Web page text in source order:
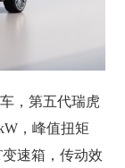
，第五代瑞虎
，峰值扭矩
速箱，传动效